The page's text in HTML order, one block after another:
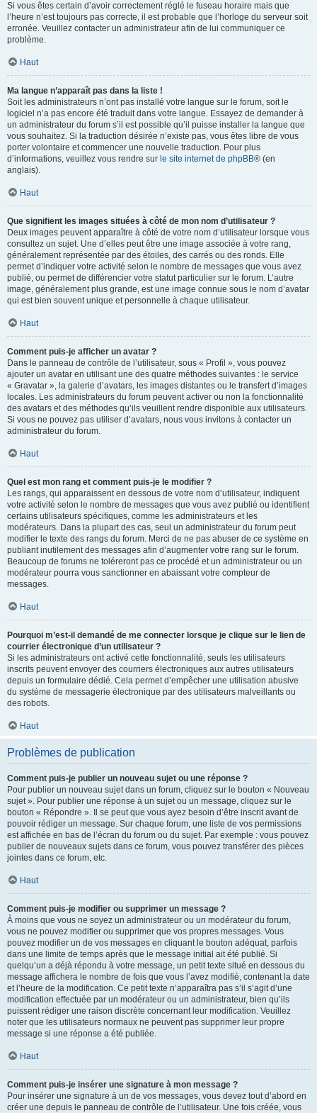
Si vous êtes certain d’avoir correctement réglé le fuseau horaire mais que
l’heure n’est toujours pas correcte, il est probable que l’horloge du serveur soit
erronée. Veuillez contacter un administrateur afin de lui communiquer ce
problème.
Haut
Ma langue n’apparaît pas dans la liste !
Soit les administrateurs n’ont pas installé votre langue sur le forum, soit le
logiciel n’a pas encore été traduit dans votre langue. Essayez de demander à
un administrateur du forum s’il est possible qu’il puisse installer la langue que
vous souhaitez. Si la traduction désirée n’existe pas, vous êtes libre de vous
porter volontaire et commencer une nouvelle traduction. Pour plus
d’informations, veuillez vous rendre sur le site internet de phpBB® (en
anglais).
Haut
Que signifient les images situées à côté de mon nom d’utilisateur ?
Deux images peuvent apparaître à côté de votre nom d’utilisateur lorsque vous
consultez un sujet. Une d’elles peut être une image associée à votre rang,
généralement représentée par des étoiles, des carrés ou des ronds. Elle
permet d’indiquer votre activité selon le nombre de messages que vous avez
publié, ou permet de différencier votre statut particulier sur le forum. L’autre
image, généralement plus grande, est une image connue sous le nom d’avatar
qui est bien souvent unique et personnelle à chaque utilisateur.
Haut
Comment puis-je afficher un avatar ?
Dans le panneau de contrôle de l’utilisateur, sous « Profil », vous pouvez
ajouter un avatar en utilisant une des quatre méthodes suivantes : le service
« Gravatar », la galerie d’avatars, les images distantes ou le transfert d’images
locales. Les administrateurs du forum peuvent activer ou non la fonctionnalité
des avatars et des méthodes qu’ils veuillent rendre disponible aux utilisateurs.
Si vous ne pouvez pas utiliser d’avatars, nous vous invitons à contacter un
administrateur du forum.
Haut
Quel est mon rang et comment puis-je le modifier ?
Les rangs, qui apparaissent en dessous de votre nom d’utilisateur, indiquent
votre activité selon le nombre de messages que vous avez publié ou identifient
certains utilisateurs spécifiques, comme les administrateurs et les
modérateurs. Dans la plupart des cas, seul un administrateur du forum peut
modifier le texte des rangs du forum. Merci de ne pas abuser de ce système en
publiant inutilement des messages afin d’augmenter votre rang sur le forum.
Beaucoup de forums ne toléreront pas ce procédé et un administrateur ou un
modérateur pourra vous sanctionner en abaissant votre compteur de
messages.
Haut
Pourquoi m’est-il demandé de me connecter lorsque je clique sur le lien de
courrier électronique d’un utilisateur ?
Si les administrateurs ont activé cette fonctionnalité, seuls les utilisateurs
inscrits peuvent envoyer des courriers électroniques aux autres utilisateurs
depuis un formulaire dédié. Cela permet d’empêcher une utilisation abusive
du système de messagerie électronique par des utilisateurs malveillants ou
des robots.
Haut
Problèmes de publication
Comment puis-je publier un nouveau sujet ou une réponse ?
Pour publier un nouveau sujet dans un forum, cliquez sur le bouton « Nouveau
sujet ». Pour publier une réponse à un sujet ou un message, cliquez sur le
bouton « Répondre ». Il se peut que vous ayez besoin d’être inscrit avant de
pouvoir rédiger un message. Sur chaque forum, une liste de vos permissions
est affichée en bas de l’écran du forum ou du sujet. Par exemple : vous pouvez
publier de nouveaux sujets dans ce forum, vous pouvez transférer des pièces
jointes dans ce forum, etc.
Haut
Comment puis-je modifier ou supprimer un message ?
À moins que vous ne soyez un administrateur ou un modérateur du forum,
vous ne pouvez modifier ou supprimer que vos propres messages. Vous
pouvez modifier un de vos messages en cliquant le bouton adéquat, parfois
dans une limite de temps après que le message initial ait été publié. Si
quelqu’un a déjà répondu à votre message, un petit texte situé en dessous du
message affichera le nombre de fois que vous l’avez modifié, contenant la date
et l’heure de la modification. Ce petit texte n’apparaîtra pas s’il s’agit d’une
modification effectuée par un modérateur ou un administrateur, bien qu’ils
puissent rédiger une raison discrète concernant leur modification. Veuillez
noter que les utilisateurs normaux ne peuvent pas supprimer leur propre
message si une réponse a été publiée.
Haut
Comment puis-je insérer une signature à mon message ?
Pour insérer une signature à un de vos messages, vous devez tout d’abord en
créer une depuis le panneau de contrôle de l’utilisateur. Une fois créée, vous